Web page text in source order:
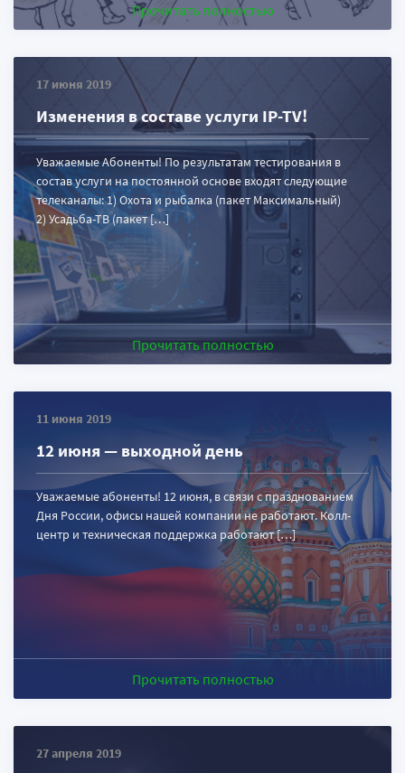
Прочитать полностью
17 июня 2019
Изменения в составе услуги IP-TV!
Уважаемые Абоненты! По результатам тестирования в
состав услуги на постоянной основе входят следующие
телеканалы: 1) Охота и рыбалка (пакет Максимальный)
2) Усадьба-ТВ (пакет […]
Прочитать полностью
11 июня 2019
12 июня — выходной день
Уважаемые абоненты! 12 июня, в связи с празднованием
Дня России, офисы нашей компании не работают. Колл-
центр и техническая поддержка работают […]
Прочитать полностью
27 апреля 2019